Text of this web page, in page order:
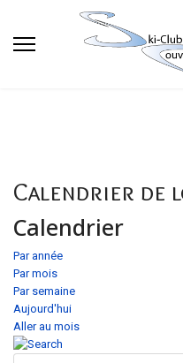
Calendrier de
Calendrier
Par année
Par mois
Par semaine
Aujourd'hui
Aller au mois